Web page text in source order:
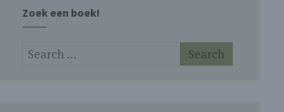
Zoek een boek!